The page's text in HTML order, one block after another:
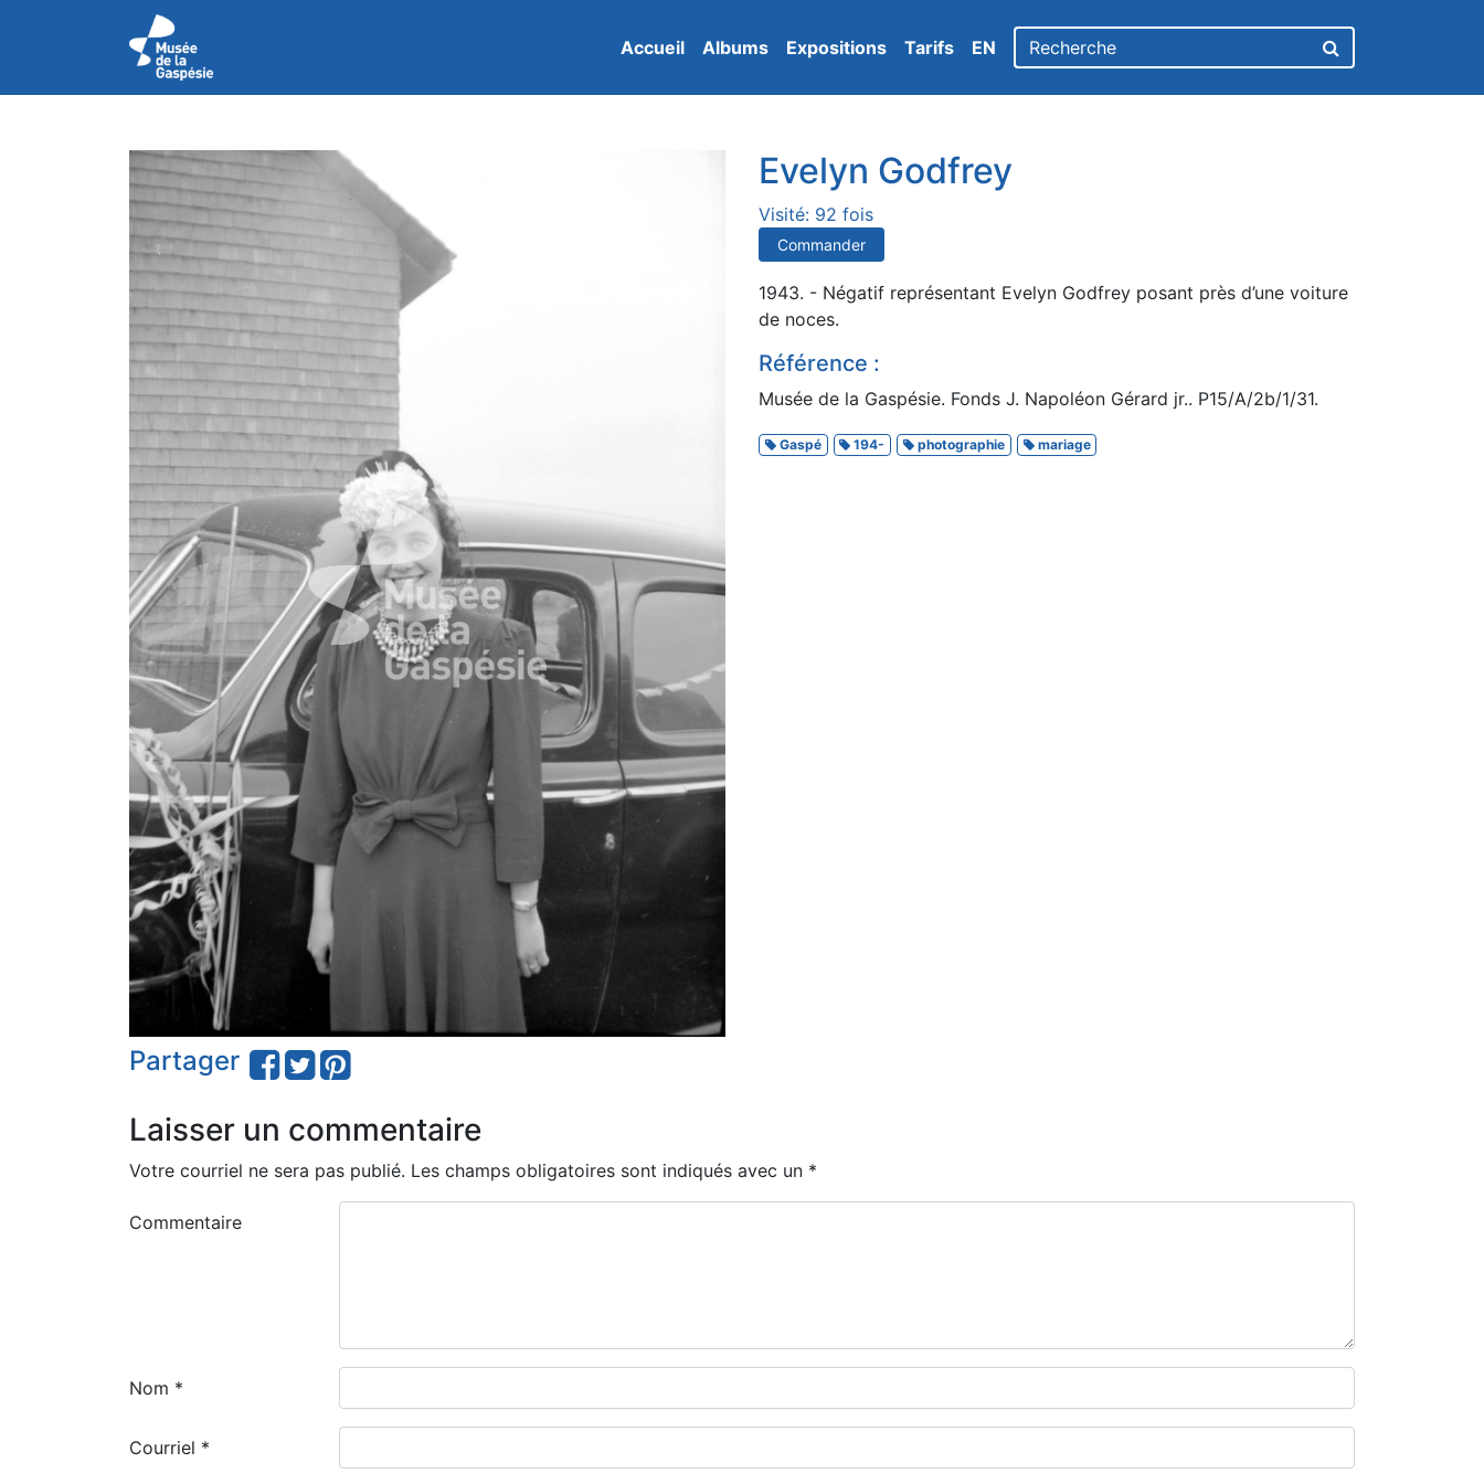
Accueil Albums Expositions Tarifs EN
Partager
Evelyn Godfrey
Visité: 92 fois
Commander
1943. - Négatif représentant Evelyn Godfrey posant près d’une voiture
de noces.
Référence :
Musée de la Gaspésie. Fonds J. Napoléon Gérard jr.. P15/A/2b/1/31.
Gaspé 194- photographie mariage
Laisser un commentaire
Votre courriel ne sera pas publié. Les champs obligatoires sont indiqués avec un *
Commentaire
Nom *
Courriel *